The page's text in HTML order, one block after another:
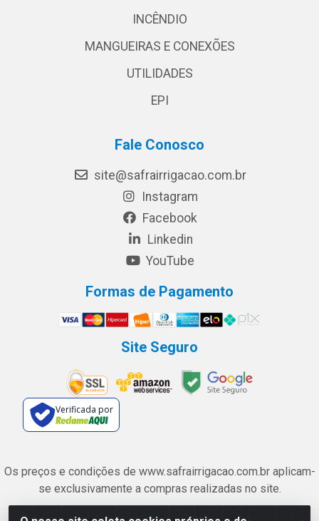
INCÊNDIO
MANGUEIRAS E CONEXÕES
UTILIDADES
EPI
Fale Conosco
site@safrairrigacao.com.br
Instagram
Facebook
Linkedin
YouTube
Formas de Pagamento
Site Seguro
Verificada por
Os preços e condições de www.safrairrigacao.com.br aplicam-
se exclusivamente a compras realizadas no site.